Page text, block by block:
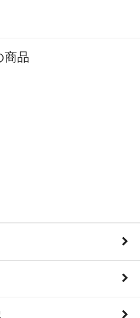
商品